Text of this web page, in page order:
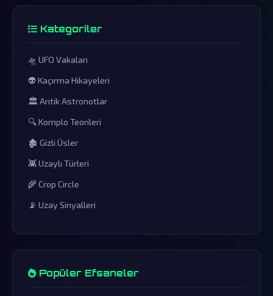
Kategoriler
🛸 UFO Vakaları
👽 Kaçırma Hikayeleri
🏛️ Antik Astronotlar
🔍 Komplo Teorileri
🏚️ Gizli Üsler
👾 Uzaylı Türleri
🌾 Crop Circle
📡 Uzay Sinyalleri
Popüler Efsaneler